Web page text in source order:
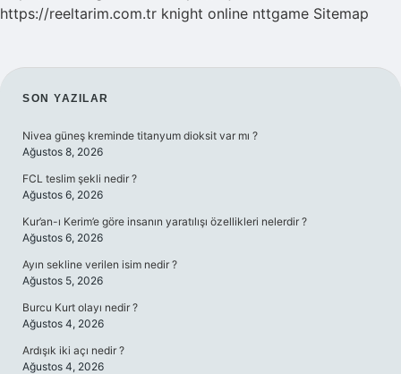
https://reeltarim.com.tr knight online nttgame Sitemap
SIDEBAR
SON YAZILAR
Nivea güneş kreminde titanyum dioksit var mı ?
Ağustos 8, 2026
FCL teslim şekli nedir ?
Ağustos 6, 2026
Kur’an-ı Kerim’e göre insanın yaratılışı özellikleri nelerdir ?
Ağustos 6, 2026
Ayın sekline verilen isim nedir ?
Ağustos 5, 2026
Burcu Kurt olayı nedir ?
Ağustos 4, 2026
Ardışık iki açı nedir ?
Ağustos 4, 2026